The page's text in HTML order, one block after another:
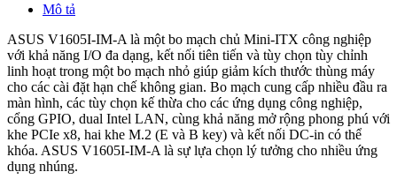
Mô tả
ASUS V1605I-IM-A là một bo mạch chủ Mini-ITX công nghiệp
với khả năng I/O đa dạng, kết nối tiên tiến và tùy chọn tùy chỉnh
linh hoạt trong một bo mạch nhỏ giúp giảm kích thước thùng máy
cho các cài đặt hạn chế không gian. Bo mạch cung cấp nhiều đầu ra
màn hình, các tùy chọn kế thừa cho các ứng dụng công nghiệp,
cổng GPIO, dual Intel LAN, cùng khả năng mở rộng phong phú với
khe PCIe x8, hai khe M.2 (E và B key) và kết nối DC-in có thể
khóa. ASUS V1605I-IM-A là sự lựa chọn lý tưởng cho nhiều ứng
dụng nhúng.